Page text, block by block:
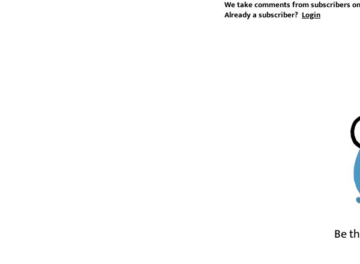
We take comments from subscribers
Already a subscriber? Login
Be